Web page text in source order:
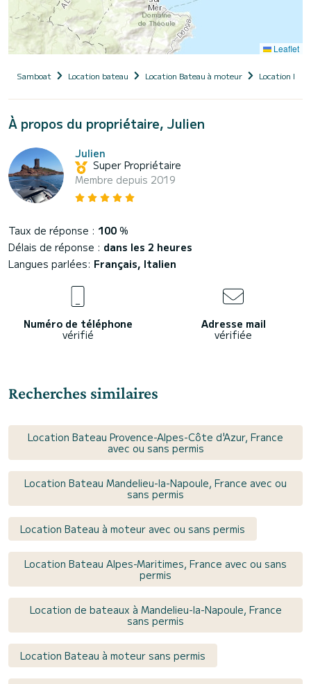
Leaflet
Samboat Location bateau Location Bateau à moteur Location
À propos du propriétaire, Julien
Julien
Super Propriétaire
Membre depuis 2019
Taux de réponse : 100 %
Délais de réponse : dans les 2 heures
Langues parlées: Français, Italien
Numéro de téléphone
vérifié
Adresse mail
vérifiée
Recherches similaires
Location Bateau Provence-Alpes-Côte d'Azur, France
avec ou sans permis
Location Bateau Mandelieu-la-Napoule, France avec ou
sans permis
Location Bateau à moteur avec ou sans permis
Location Bateau Alpes-Maritimes, France avec ou sans
permis
Location de bateaux à Mandelieu-la-Napoule, France
sans permis
Location Bateau à moteur sans permis